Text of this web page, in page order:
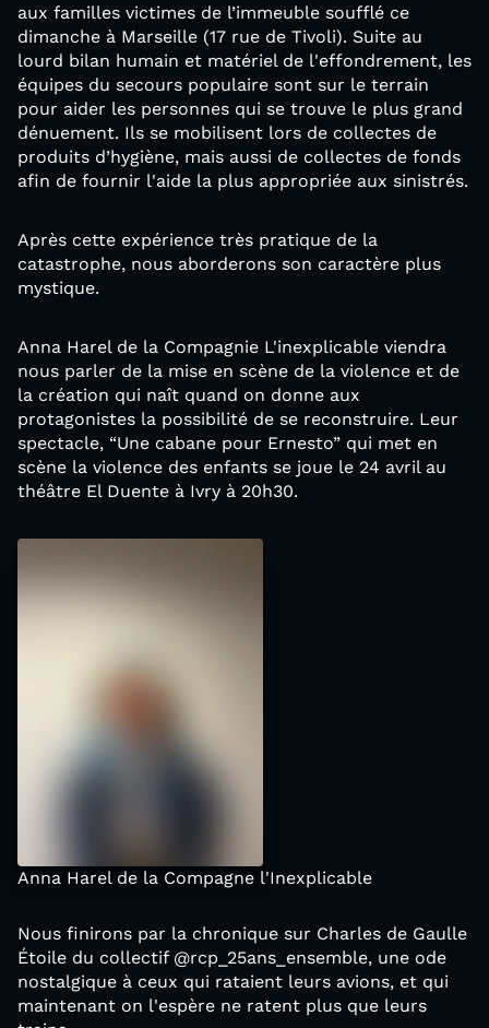
aux familles victimes de l’immeuble soufflé ce
dimanche à Marseille (17 rue de Tivoli). Suite au
lourd bilan humain et matériel de l'effondrement, les
équipes du secours populaire sont sur le terrain
pour aider les personnes qui se trouve le plus grand
dénuement. Ils se mobilisent lors de collectes de
produits d’hygiène, mais aussi de collectes de fonds
afin de fournir l'aide la plus appropriée aux sinistrés.
Après cette expérience très pratique de la
catastrophe, nous aborderons son caractère plus
mystique.
Anna Harel de la Compagnie L'inexplicable viendra
nous parler de la mise en scène de la violence et de
la création qui naît quand on donne aux
protagonistes la possibilité de se reconstruire. Leur
spectacle, “Une cabane pour Ernesto” qui met en
scène la violence des enfants se joue le 24 avril au
théâtre El Duente à Ivry à 20h30.
Anna Harel de la Compagne l'Inexplicable
Nous finirons par la chronique sur Charles de Gaulle
Étoile du collectif @rcp_25ans_ensemble, une ode
nostalgique à ceux qui rataient leurs avions, et qui
maintenant on l'espère ne ratent plus que leurs